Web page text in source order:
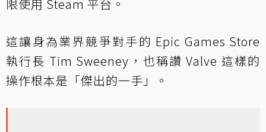
限使用 Steam 平台。
這讓身為業界競爭對手的 Epic Games Store
執行長 Tim Sweeney，也稱讚 Valve 這樣的
操作根本是「傑出的一手」。